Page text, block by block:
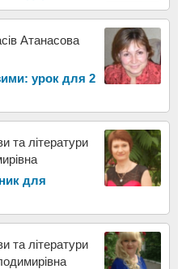
Атанасова
урок для 2
та літератури
для
та літератури